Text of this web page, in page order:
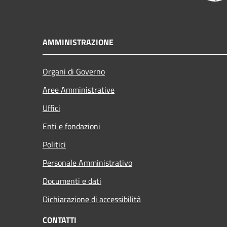
AMMINISTRAZIONE
Organi di Governo
Aree Amministrative
Uffici
Enti e fondazioni
Politici
Personale Amministrativo
Documenti e dati
Dichiarazione di accessibilità
CONTATTI